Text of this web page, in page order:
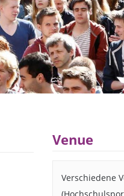
Venue
Verschiedene